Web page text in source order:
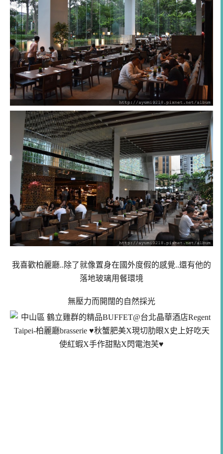
我喜歡柏麗廳..除了就像置身在國外度假的感覺..還有他的
落地玻璃用餐環境
無壓力而開闊的自然採光